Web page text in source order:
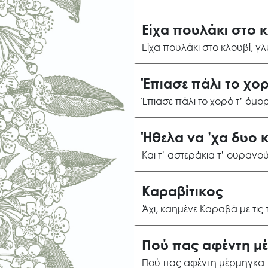
Είχα πουλάκι στο
Είχα πουλάκι στο κλουβί,
Έπιασε πάλι το
Έπιασε πάλι το χορό τ’
Ήθελα να ’χα δυο
Και τ’ αστεράκια τ’
Καραβίτικος
Άχι, καημένε Καραβά με
Πού πας αφέντη
Πού πας αφέντη μέρμηγκα